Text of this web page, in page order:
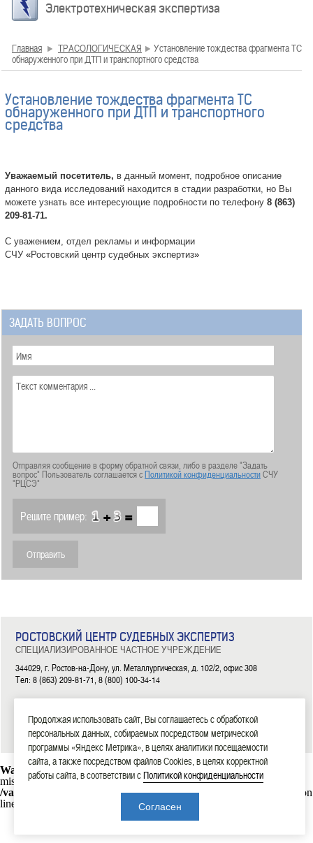
Электротехническая экспертиза
Главная ТРАСОЛОГИЧЕСКАЯ
Установление тождества фрагмента ТС
обнаруженного при ДТП и транспортного средства
Установление тождества фрагмента ТС
обнаруженного при ДТП и транспортного
средства
Уважаемый посетитель, в данный момент, подробное описание
данного вида исследований находится в стадии разработки, но Вы
можете узнать все интересующие подробности по телефону 8 (863)
209-81-71.
С уважением, отдел рекламы и информации
СЧУ «Ростовский центр судебных экспертиз»
ЗАДАТЬ ВОПРОС
Отправляя сообщение в форму обратной связи, либо в разделе "Задать
вопрос" Пользователь соглашается сПолитикой конфиденциальностиСЧУ
"РЦСЭ"
Решите пример: + =
РОСТОВСКИЙ ЦЕНТР СУДЕБНЫХ ЭКСПЕРТИЗ
СПЕЦИАЛИЗИРОВАННОЕ ЧАСТНОЕ УЧРЕЖДЕНИЕ
344029, г. Ростов-на-Дону, ул. Металлургическая, д. 102/2, офис 308
Тел: 8 (863) 209-81-71, 8 (800) 100-34-14
2006—2026 СЧУ «Ростовский центр судебных экспертиз»
Warning
: mysql_connect(): Headers and client library minor version
mismatch. Headers:101113 Library:30317 in
/var/www/rostexpert.ru/data/www/rostexpert.ru/blocks/db.php
on
line
Продолжая использовать сайт, Вы соглашаетесь с обработкой
персональных данных, собираемых посредством метрической
программы «Яндекс Метрика», в целях аналитики посещаемости
сайта, а также посредством файлов Cookies, в целях корректной
работы сайта, в соответствии сПолитикой конфиденциальности
Согласен